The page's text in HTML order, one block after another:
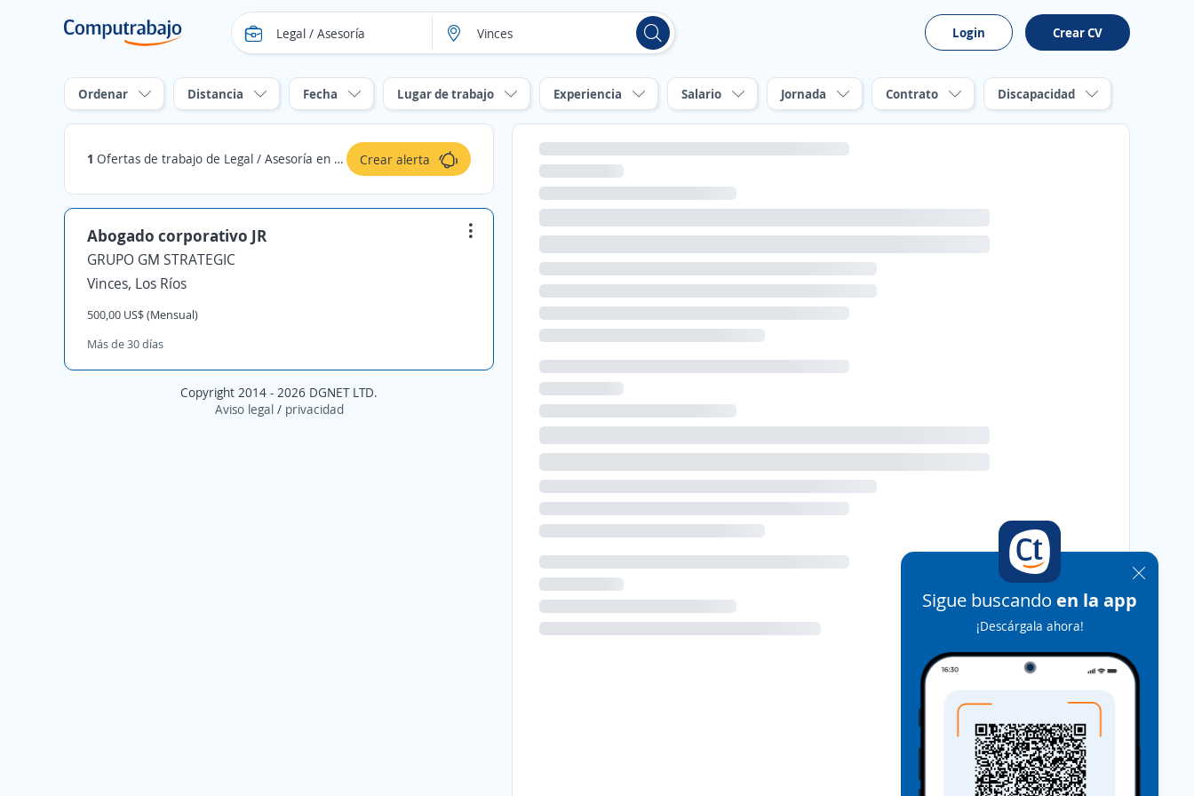
Login Crear CV
Ordenar Distancia Fecha Lugar de trabajo Experiencia Salario Jornada Contrato Discapacidad
1 Ofertas de trabajo de Legal / Asesoría en Vinces, Los Ríos Crear alerta
Abogado corporativo JR
GRUPO GM STRATEGIC
Vinces, Los Ríos
500,00 US$ (Mensual)
Más de 30 días
Copyright 2014 - 2026 DGNET LTD.
Aviso legal/ privacidad
Sigue buscando en la app
¡Descárgala ahora!